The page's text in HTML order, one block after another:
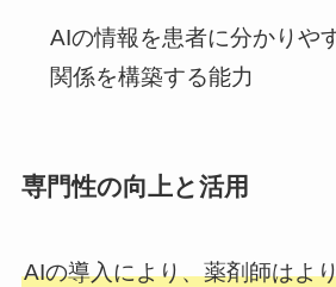
AIの情報を患者に分かりや
関係を構築する能力
専門性の向上と活用
AIの導入により、薬剤師はよ